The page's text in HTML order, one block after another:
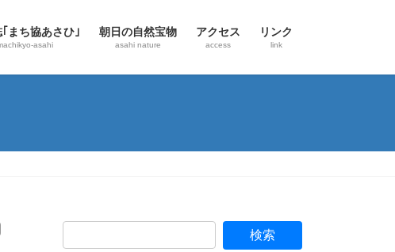
まち協あさひ｣
asahi
朝日の自然宝物
asahi nature
アクセス
access
リンク
link